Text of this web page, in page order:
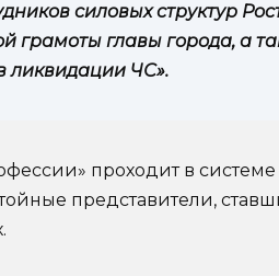
силовых структур
грамоты главы города, а
ликвидации ЧС».
проходит в
представители,